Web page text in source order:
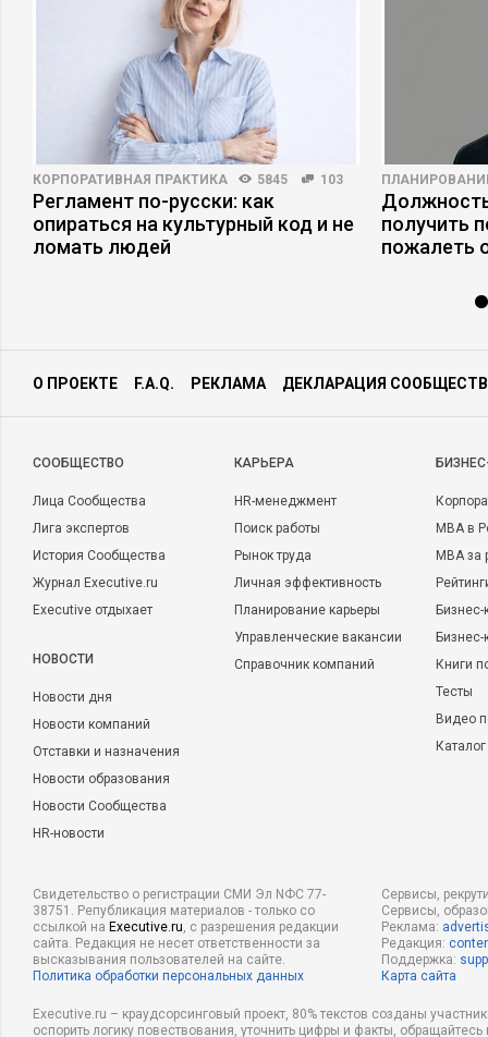
КОРПОРАТИВНАЯ ПРАКТИКА 5845 103
Регламент по-русски: как
опираться на культурный код и не
ломать людей
получить
пожалеть
О ПРОЕКТЕ F.A.Q. РЕКЛАМА ДЕКЛАРАЦИЯ
CООБЩЕСТВО
Лица Сообщества
Лига экспертов
История Сообщества
Журнал Executive.ru
Executive отдыхает
НОВОСТИ
Новости дня
Новости компаний
Отставки и назначения
Новости образования
Новости Сообщества
HR-новости
КАРЬЕРА
HR-менеджмент
Поиск работы
Рынок труда
Личная эффективность
Планирование карьеры
Управленческие вакансии
Справочник компаний
MBA в
MBA
Бизнес-
Книги
Тесты
Видео
Свидетельство о регистрации СМИ Эл NФС 77-
38751. Републикация материалов - только со
ссылкой на Executive.ru, с разрешения редакции
сайта. Редакция не несет ответственности за
высказывания пользователей на сайте.
Политика обработки персональных данных
Сервисы,
Сервисы,
Реклама:
Редакция:
Поддержка:
Карта сайта
Executive.ru – краудсорсинговый проект, 80% текстов созданы
оспорить логику повествования, уточнить цифры и факты,